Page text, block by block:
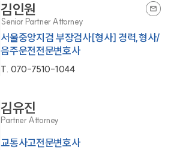
김인원
Senior Partner Attorney
서울중앙지검 부장검사[형사] 경력,형사/
음주운전전문변호사
T. 070-7510-1044
김유진
Partner Attorney
교통사고전문변호사